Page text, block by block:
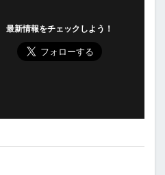
最新情報をチェックしよう！